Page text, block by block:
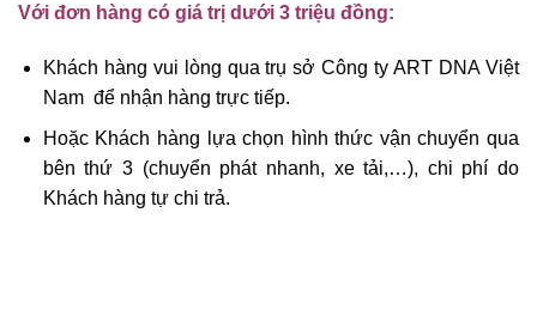
Với đơn hàng có giá trị dưới 3 triệu đồng:
Khách hàng vui lòng qua trụ sở Công ty ART DNA Việt
Nam để nhận hàng trực tiếp.
Hoặc Khách hàng lựa chọn hình thức vận chuyển qua
bên thứ 3 (chuyển phát nhanh, xe tải,…), chi phí do
Khách hàng tự chi trả.